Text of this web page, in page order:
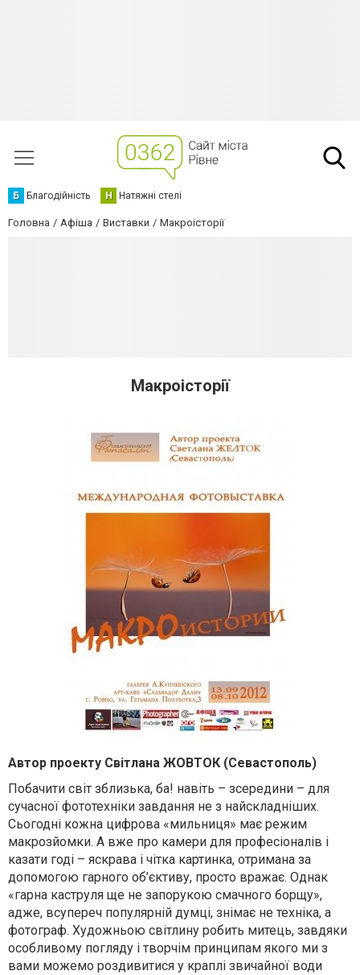
Б Благодійність Н Натяжні стелі
Головна Афіша Виставки Макроісторії
Макроісторії
Автор проекту Світлана ЖОВТОК (Севастополь)
Побачити світ зблизька, ба! навіть – зсередини – для
сучасної фототехніки завдання не з найскладніших.
Сьогодні кожна цифрова «мильниця» має режим
макрозйомки. А вже про камери для професіоналів і
казати годі – яскрава і чітка картинка, отримана за
допомогою гарного об’єктиву, просто вражає. Однак
«гарна каструля ще не запорукою смачного борщу»,
адже, всупереч популярній думці, знімає не техніка, а
фотограф. Художньою світлину робить митець, завдяки
особливому погляду і творчім принципам якого ми з
вами можемо роздивитися у краплі звичайної води